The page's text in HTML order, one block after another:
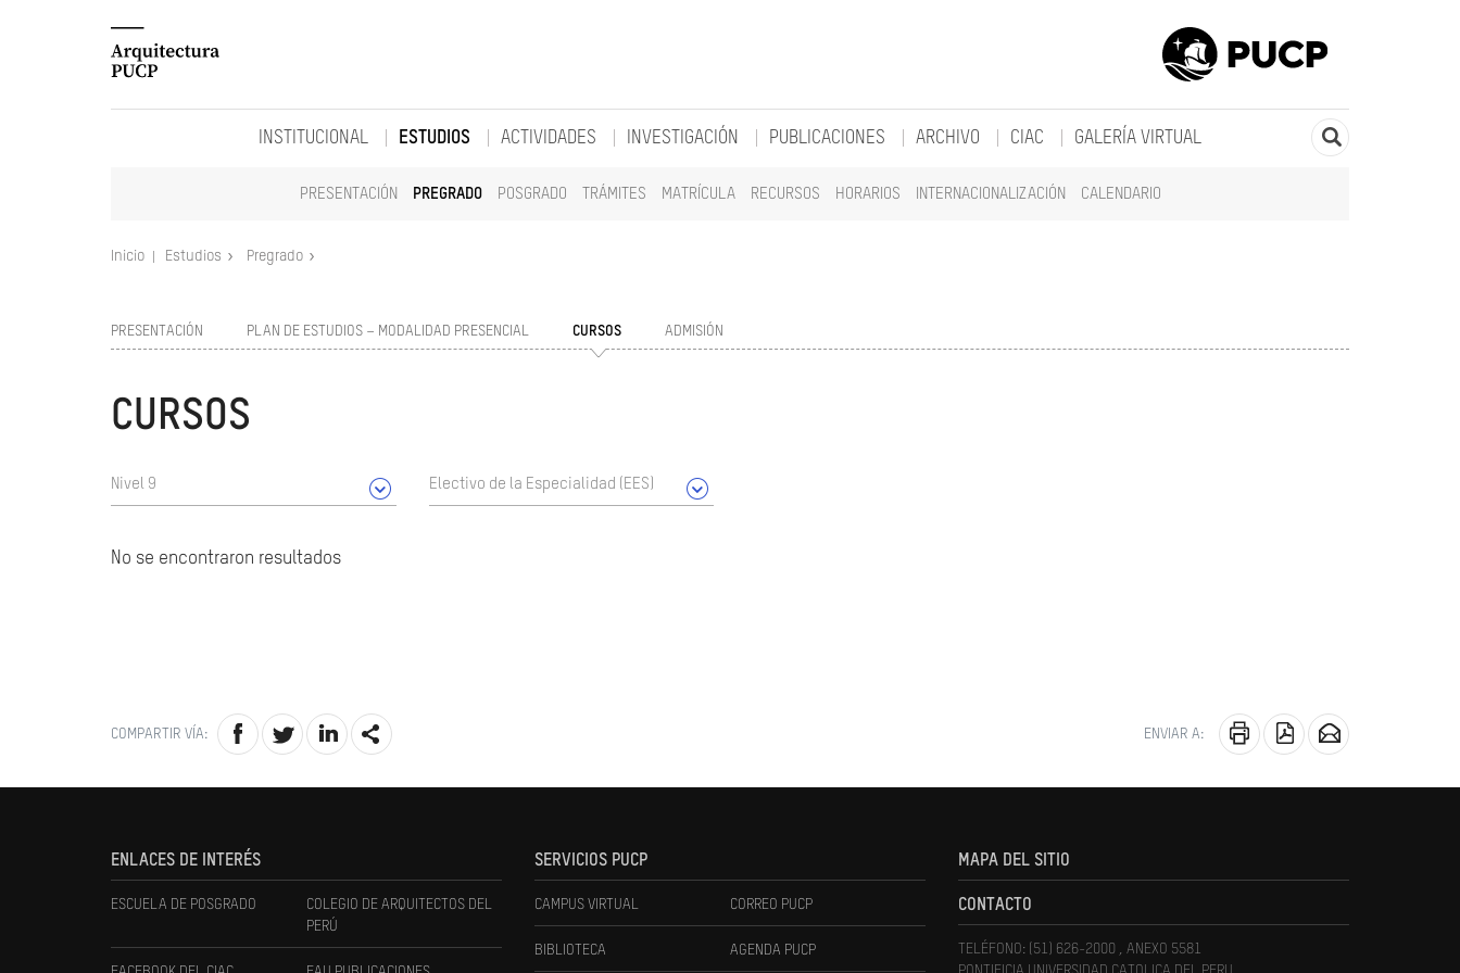
INSTITUCIONAL ESTUDIOS
PRESENTACIÓN PREGRADO POSGRADO TRÁMITES MATRÍCULA RECURSOS HORARIOS INTERNACIONALIZACIÓN CALENDARIO
ACTIVIDADES INVESTIGACIÓN PUBLICACIONES ARCHIVO CIAC GALERÍA VIRTUAL
Inicio Estudios Pregrado
PRESENTACIÓN PLAN DE ESTUDIOS – MODALIDAD PRESENCIAL CURSOS ADMISIÓN
CURSOS
Nivel 9 Electivo de la Especialidad (EES)
No se encontraron resultados
COMPARTIR VÍA: ENVIAR A:
ENLACES DE INTERÉS
ESCUELA DE POSGRADO
COLEGIO DE ARQUITECTOS DEL
PERÚ
SERVICIOS PUCP
CAMPUS VIRTUAL CORREO PUCP
BIBLIOTECA AGENDA PUCP
MAPA DEL SITIO
CONTACTO
TELÉFONO: (51) 626-2000 , ANEXO 5581